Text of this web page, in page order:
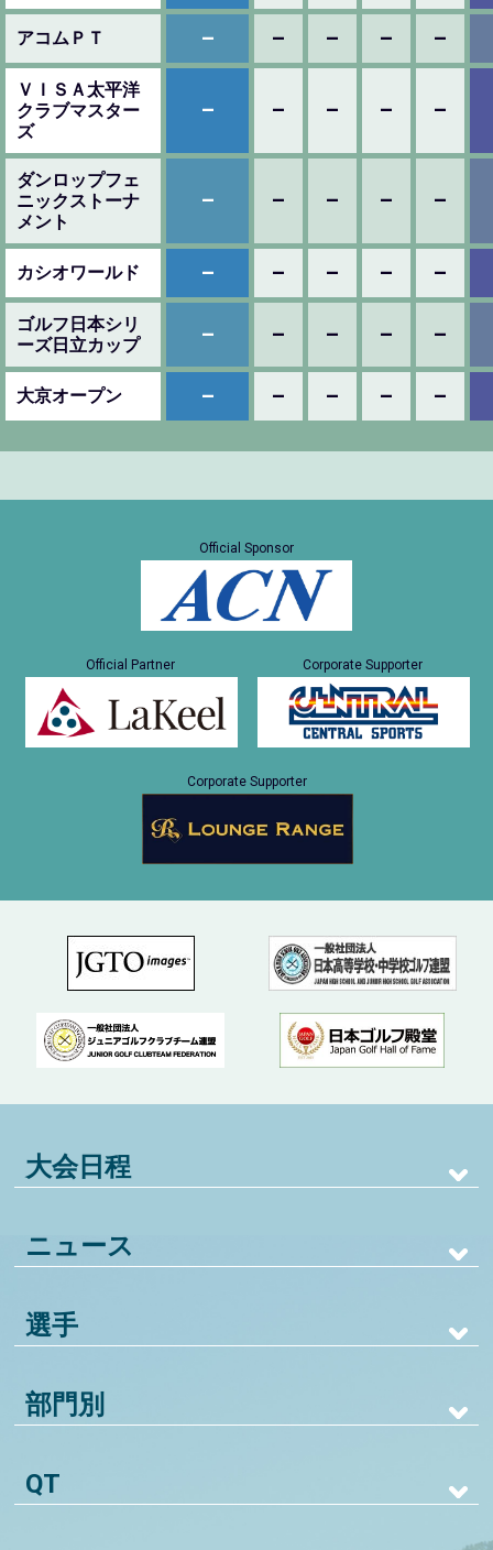
アコムＰＴ – – – – –
ＶＩＳＡ太平洋
クラブマスター
ズ
– – – – –
ダンロップフェ
ニックストーナ
メント
– – – – –
カシオワールド – – – – –
ゴルフ日本シリ
ーズ日立カップ
– – – – –
大京オープン – – – – –
Official Sponsor
Official Partner Corporate Supporter
Corporate Supporter
大会日程
ニュース
選手
部門別
QT